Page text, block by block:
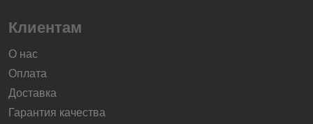
Клиентам
О нас
Оплата
Доставка
Гарантия качества